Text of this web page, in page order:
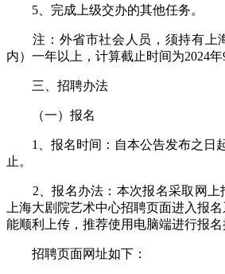
5、完成上级交办的其他任务。
注：外省市社会人员，须持有上
内）一年以上，计算截止时间为2024年
三、招聘办法
（一）报名
1、报名时间：自本公告发布之日起
止。
2、报名办法：本次报名采取网上
上海大剧院艺术中心招聘页面进入报
能顺利上传，推荐使用电脑端进行报名
招聘页面网址如下：